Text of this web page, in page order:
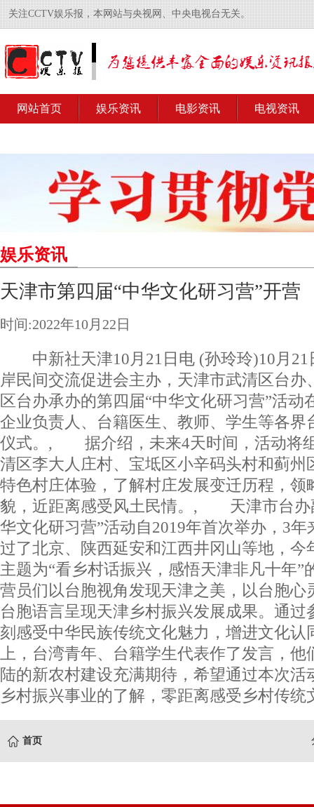
关注CCTV娱乐报，本网站与央视网、中央电视台无关。
网站首页 娱乐资讯 电影资讯 电视资讯
娱乐资讯
天津市第四届“中华文化研习营”开营
时间:2022年10月22日
中新社天津10月21日电 (孙玲玲)10月21
岸民间交流促进会主办，天津市武清区台办
区台办承办的第四届“中华文化研习营”活动
企业负责人、台籍医生、教师、学生等各界
仪式。, 据介绍，未来4天时间，活动将
清区李大人庄村、宝坻区小辛码头村和蓟州
特色村庄体验，了解村庄发展变迁历程，领
貌，近距离感受风土民情。, 天津市台办
华文化研习营”活动自2019年首次举办，3
过了北京、陕西延安和江西井冈山等地，今
主题为“看乡村话振兴，感悟天津非凡十年”
营员们以台胞视角发现天津之美，以台胞心
台胞语言呈现天津乡村振兴发展成果。通过
刻感受中华民族传统文化魅力，增进文
上，台湾青年、台籍学生代表作了发言，
陆的新农村建设充满期待，希望通过本次活
乡村振兴事业的了解，零距离感受乡村传统
首页